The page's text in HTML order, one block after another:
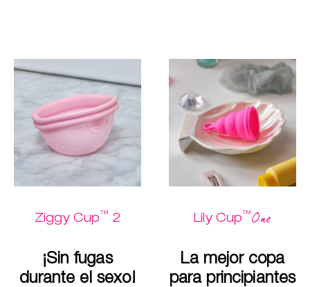
Ziggy Cup™ 2
¡Sin fugas
durante el sexo!
Lily Cup™One
La mejor copa
para principiantes